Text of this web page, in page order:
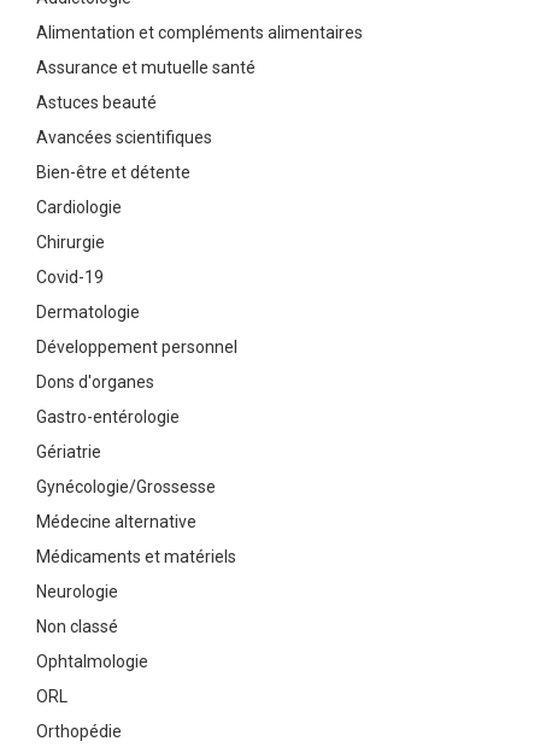
Alimentation et compléments alimentaires
Assurance et mutuelle santé
Astuces beauté
Avancées scientifiques
Bien-être et détente
Cardiologie
Chirurgie
Covid-19
Dermatologie
Développement personnel
Dons d'organes
Gastro-entérologie
Gériatrie
Gynécologie/Grossesse
Médecine alternative
Médicaments et matériels
Neurologie
Non classé
Ophtalmologie
ORL
Orthopédie